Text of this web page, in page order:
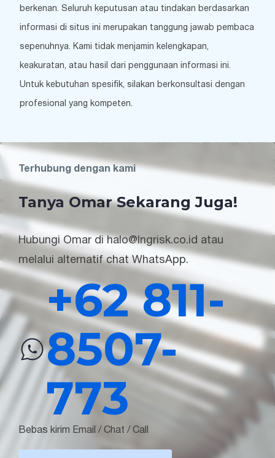
berkenan. Seluruh keputusan atau tindakan berdasarkan
informasi di situs ini merupakan tanggung jawab pembaca
sepenuhnya. Kami tidak menjamin kelengkapan,
keakuratan, atau hasil dari penggunaan informasi ini.
Untuk kebutuhan spesifik, silakan berkonsultasi dengan
profesional yang kompeten.
Terhubung dengan kami
Tanya Omar Sekarang Juga!
Hubungi Omar di halo@lngrisk.co.id atau
melalui alternatif chat WhatsApp.
+62 811-
8507-
773
Bebas kirim Email / Chat / Call